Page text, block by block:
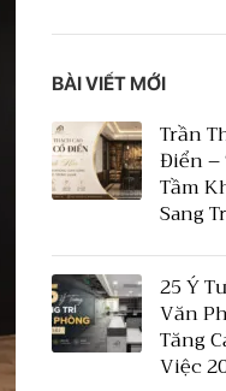
BÀI VIẾT MỚI
Trần
Điển –
Tầm
Sang
25 Ý
Văn
Tăng
Việc